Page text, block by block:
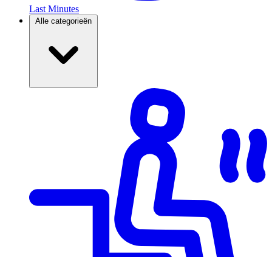
Last Minutes
Alle categorieën